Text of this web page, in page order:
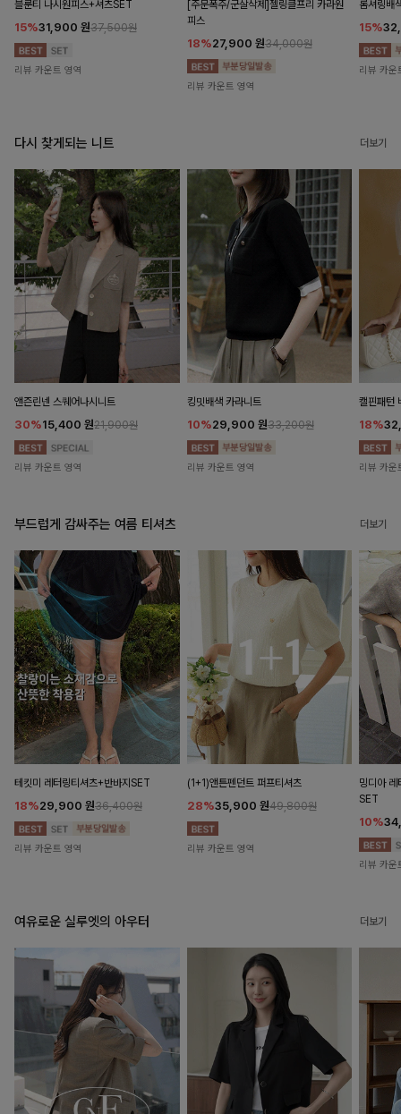
블룬티 나시원피스+셔츠SET
15%31,900 원37,500원
리뷰 카운트 영역
[주문폭주/군살삭제]젤링클프리 카라원
피스
18%27,900 원34,000원
리뷰 카운트 영역
롬셔링배
15%
리뷰 카운
다시 찾게되는 니트 더보기
앤즌린넨 스퀘어나시니트
30%15,400 원21,900원
리뷰 카운트 영역
킹밋배색 카라니트
10%29,900 원33,200원
리뷰 카운트 영역
캘핀패턴
18%
리뷰 카운
부드럽게 감싸주는 여름 티셔츠 더보기
테킷미 레터링티셔츠+반바지SET
18%29,900 원36,400원
리뷰 카운트 영역
(1+1)앤튼펜던트 퍼프티셔츠
28%35,900 원49,800원
리뷰 카운트 영역
밍디아 레
SET
10%
리뷰 카운
여유로운 실루엣의 아우터 더보기